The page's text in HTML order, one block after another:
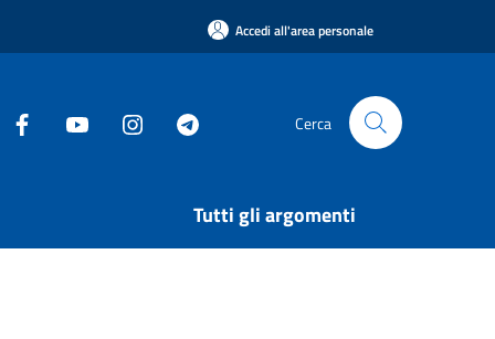
Accedi all'area personale
Cerca
Tutti gli argomenti